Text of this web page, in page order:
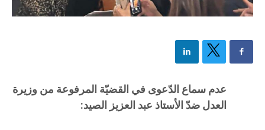
عدم سماع الدّعوى في القضيّة المرفوعة من وزيرة
العدل ضدّ الأستاذ عبد العزيز الصيد: